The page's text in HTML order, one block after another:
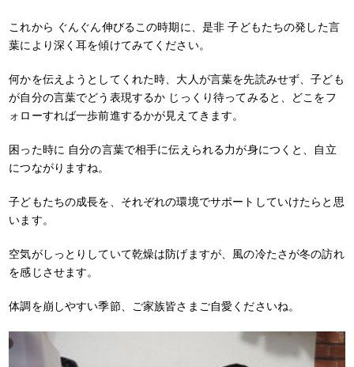
これから ぐんぐん伸びるこの時期に、是非 子どもたちの発した言
葉により深く耳を傾けてみてください。
何かを伝えようとしてくれた時、大人が言葉を先読みせず、子ども
が自分の言葉でどう表現するか じっくり待ってみると、どこをフ
ォローすれば一歩前進するかが見えてきます。
困った時に 自分の言葉で相手に伝えられる力が身につくと、自立
につながりますね。
子どもたちの成長を、それぞれの環境でサポートしていけたらと思
います。
空気がしっとりしていて乾燥は防げますが、風の冷たさが冬の訪れ
を感じさせます。
体調を崩しやすい季節、ご家族皆さまご自愛くださいね。